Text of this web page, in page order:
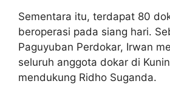
Sementara itu, terdapat 80
beroperasi pada siang hari.
Paguyuban Perdokar, Irwan
seluruh anggota dokar di
mendukung Ridho Suganda.